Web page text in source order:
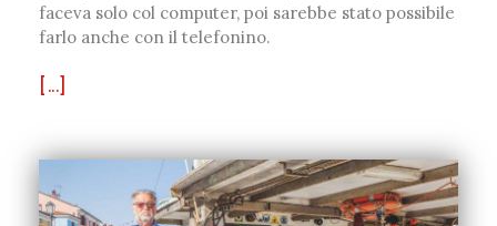
faceva solo col computer, poi sarebbe stato possibile
farlo anche con il telefonino.
[...]